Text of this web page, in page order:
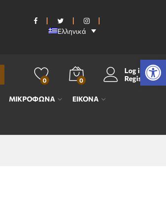
Ανοίξτε τη γραμμή εργαλείων
Ελληνικά
0 0
Log in
Register
ΜΙΚΡΟΦΩΝΑ ΕΙΚΟΝΑ